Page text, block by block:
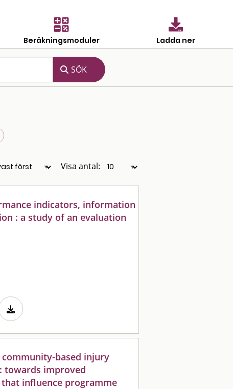
Beräkningsmoduler Ladda ner
Visa antal:
indicators, information
: a study of an evaluation
based injury
towards improved
influence programme